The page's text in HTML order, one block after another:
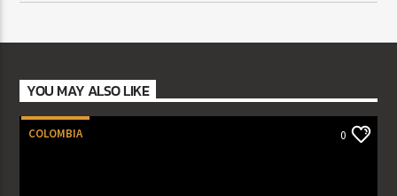
YOU MAY ALSO LIKE
COLOMBIA 0